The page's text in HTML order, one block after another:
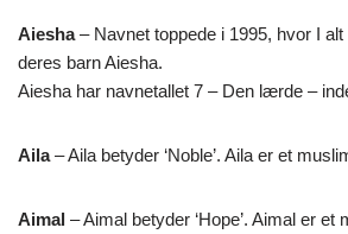
Aiesha– Navnet toppede i 1995, hvor I
deres barn Aiesha.
Aiesha har navnetallet 7 – Den lærde –
Aila– Aila betyder ‘Noble’. Aila er et
Aimal – Aimal betyder ‘Hope’. Aimal er et